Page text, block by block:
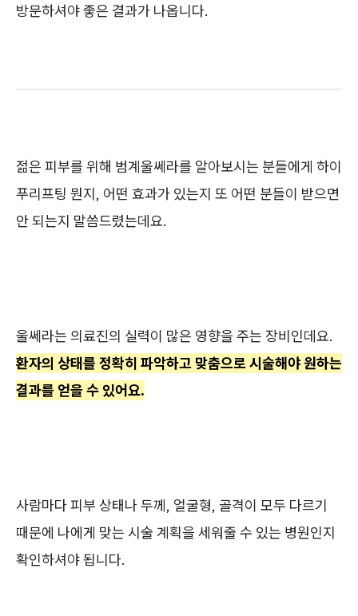
방문하셔야 좋은 결과가 나옵니다.
젊은 피부를 위해 범계울쎄라를 알아보시는 분들에게 하이
푸리프팅 뭔지, 어떤 효과가 있는지 또 어떤 분들이 받으면
안 되는지 말씀드렸는데요.
울쎄라는 의료진의 실력이 많은 영향을 주는 장비인데요.
환자의 상태를 정확히 파악하고 맞춤으로 시술해야 원하는
결과를 얻을 수 있어요.
사람마다 피부 상태나 두께, 얼굴형, 골격이 모두 다르기
때문에 나에게 맞는 시술 계획을 세워줄 수 있는 병원인지
확인하셔야 됩니다.